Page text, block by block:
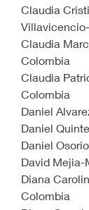
Claudia
Claudia
Colombia
Claudia
Colombia
Daniel
Daniel
Daniel
David
Diana
Colombia